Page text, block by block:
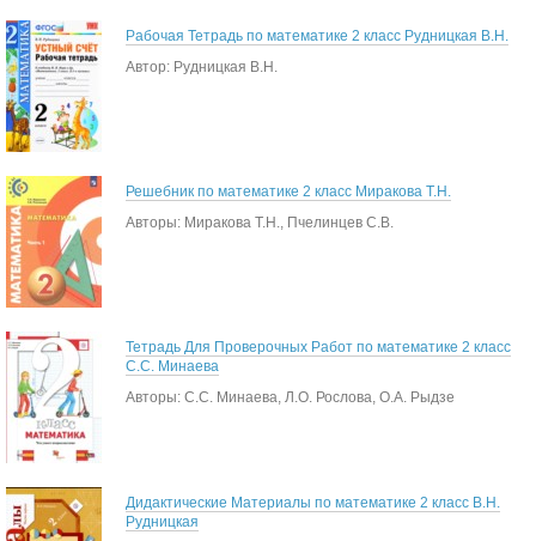
Рабочая Тетрадь по математике 2 класс Рудницкая В.Н.
Автор: Рудницкая В.Н.
Решебник по математике 2 класс Миракова Т.Н.
Авторы: Миракова Т.Н., Пчелинцев С.В.
Тетрадь Для Проверочных Работ по математике 2 класс
С.С. Минаева
Авторы: С.С. Минаева, Л.О. Рослова, О.А. Рыдзе
Дидактические Материалы по математике 2 класс В.Н.
Рудницкая